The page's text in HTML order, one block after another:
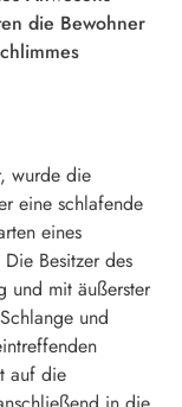
die Bewohner
wurde die
eine schlafende
eines
Besitzer des
und mit äußerster
und
auf die